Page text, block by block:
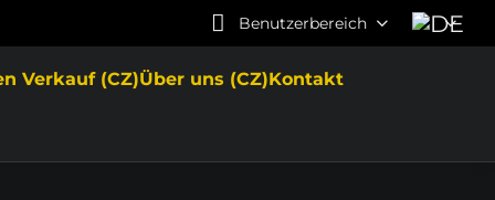
Benutzerbereich
Verkauf (CZ)Über uns (CZ)Kontakt